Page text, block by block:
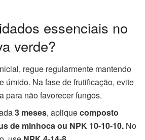
essenciais no
verde?
regue regularmente mantendo
úmido. Na fase de frutificação, evite
para não favorecer fungos.
3 meses, apliquecomposto
de minhoca ou NPK 10-10-10. No